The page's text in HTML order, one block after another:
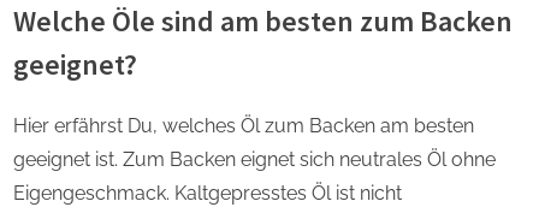
Welche Öle sind am besten zum Backen
geeignet?
Hier erfährst Du, welches Öl zum Backen am besten
geeignet ist. Zum Backen eignet sich neutrales Öl ohne
Eigengeschmack. Kaltgepresstes Öl ist nicht